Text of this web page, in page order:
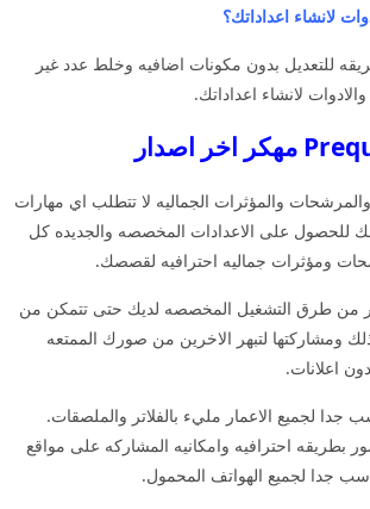
لانشاء اعداداتك؟
للتعديل بدون مكونات اضافيه وخلط عدد غير
لانشاء اعداداتك.
والمؤثرات الجماليه لا تتطلب اي مهارات
للحصول على الاعدادات المخصصه والجديده كل
ومؤثرات جماليه احترافيه لقصصك.
من طرق التشغيل المخصصه لديك حتى تتمكن من
ومشاركتها لتبهر الاخرين من صورك الممتعه
اعلانات.
جدا لجميع الاعمار مليء بالفلاتر والملصقات.
بطريقه احترافيه وامكانيه المشاركه على مواقع
جدا لجميع الهواتف المحمول.